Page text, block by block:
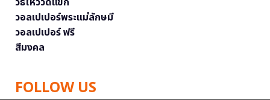
วอลเปเปอร์พระแม่ลักษมี
วอลเปเปอร์ ฟรี
สีมงคล
FOLLOW US